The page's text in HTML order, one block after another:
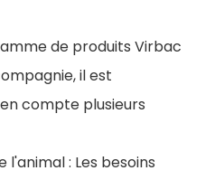
de produits Virbac
il est
compte plusieurs
l'animal : Les besoins